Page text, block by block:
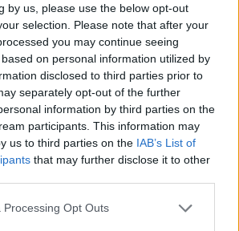
by us, please use the below opt-out
selection. Please note that after your
you may continue seeing
on personal information utilized by
disclosed to third parties prior to
separately opt-out of the further
information by third parties on the
participants. This information may
us to third parties on the IAB’s List of
that may further disclose it to other
Processing Opt Outs